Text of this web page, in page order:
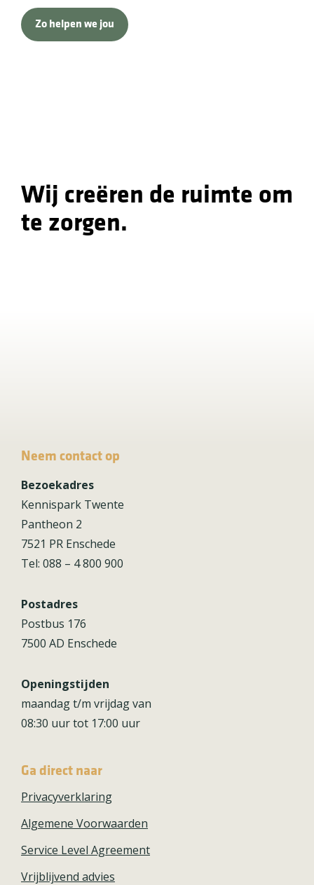
Zo helpen we jou
Wij creëren de ruimte om
te zorgen.
Neem contact op
Bezoekadres
Kennispark Twente
Pantheon 2
7521 PR Enschede
Tel: 088 – 4 800 900
Postadres
Postbus 176
7500 AD Enschede
Openingstijden
maandag t/m vrijdag van
08:30 uur tot 17:00 uur
Ga direct naar
Privacyverklaring
Algemene Voorwaarden
Service Level Agreement
Vrijblijvend advies